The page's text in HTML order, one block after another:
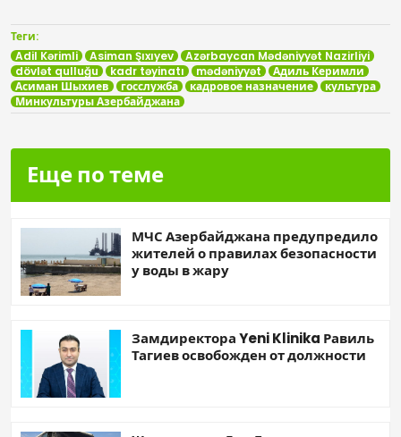
Теги:
Adil Kərimli
Asiman Şıxıyev
Azərbaycan Mədəniyyət Nazirliyi
dövlət qulluğu
kadr təyinatı mədəniyyət
Адиль Керимли
Асиман Шыхиев
госслужба кадровое назначение
культура
Минкультуры Азербайджана
Еще по теме
МЧС Азербайджана предупредило
жителей о правилах безопасности
у воды в жару
Замдиректора Yeni Klinika Равиль
Тагиев освобожден от должности